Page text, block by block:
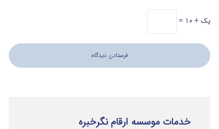
یک + 10 =
خدمات موسسه ارقام نگرخبره